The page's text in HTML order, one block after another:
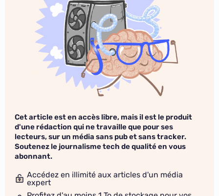
Cet article est en accès libre, mais il est le produit
d'une rédaction qui ne travaille que pour ses
lecteurs, sur un média sans pub et sans tracker.
Soutenez le journalisme tech de qualité en vous
abonnant.
Accédez en illimité aux articles d'un média
expert